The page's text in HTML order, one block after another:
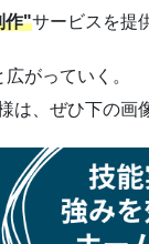
作"サービスを提
がっていく。
、ぜひ下の画